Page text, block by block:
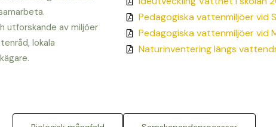
utforskande av miljöer
lokala
Pedagogiska vattenmiljöer vid
Pedagogiska vattenmiljöer vid
Naturinventering längs